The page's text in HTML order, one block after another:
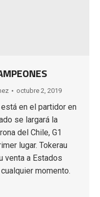
octubre 2, 2019
está en el partidor en
se largará la
del Chile, G1
lugar. Tokerau
venta a Estados
momento.